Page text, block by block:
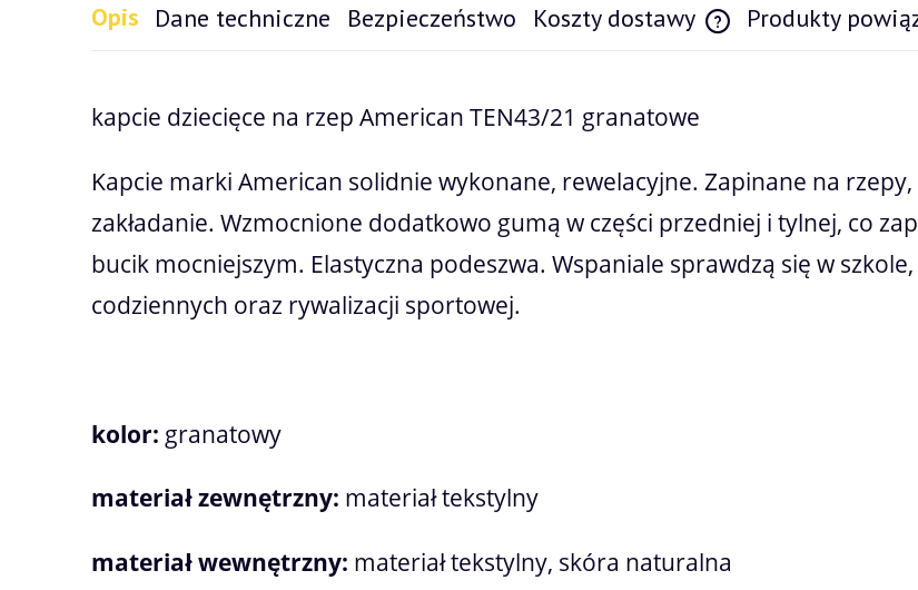
Opis Dane techniczne Bezpieczeństwo Koszty dostawy Produkty
kapcie dziecięce na rzep American TEN43/21 granatowe
Kapcie marki American solidnie wykonane, rewelacyjne. Zapinane na
zakładanie. Wzmocnione dodatkowo gumą w części przedniej i tylnej, co
bucik mocniejszym. Elastyczna podeszwa. Wspaniale sprawdzą się w
codziennych oraz rywalizacji sportowej.
kolor: granatowy
materiał zewnętrzny: materiał tekstylny
materiał wewnętrzny: materiał tekstylny, skóra naturalna